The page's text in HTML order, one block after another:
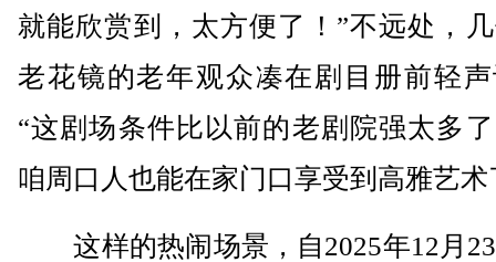
就能欣赏到，太方便了！”不远处，
老花镜的老年观众凑在剧目册前轻
“这剧场条件比以前的老剧院强太多
咱周口人也能在家门口享受到高雅艺术
这样的热闹场景，自2025年12月